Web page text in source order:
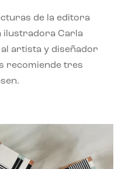
de la editora
ilustradora Carla
artista y diseñador
recomiende tres